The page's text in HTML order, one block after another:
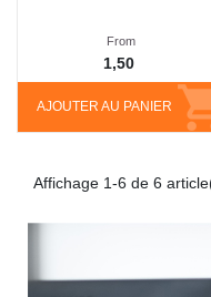
AJOUTER AU PANIER
From
1,50
Affichage 1-6 de 6